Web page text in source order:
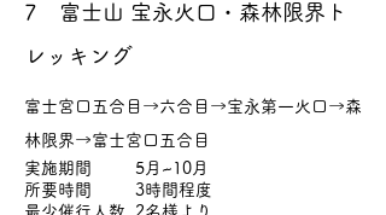
7 富士山 宝永火口・森林限界ト
レッキング
富士宮口五合目→六合目→宝永第一火口→森
林限界→富士宮口五合目
実施期間 5月~10月
所要時間 3時間程度
最少催行人数 2名様より